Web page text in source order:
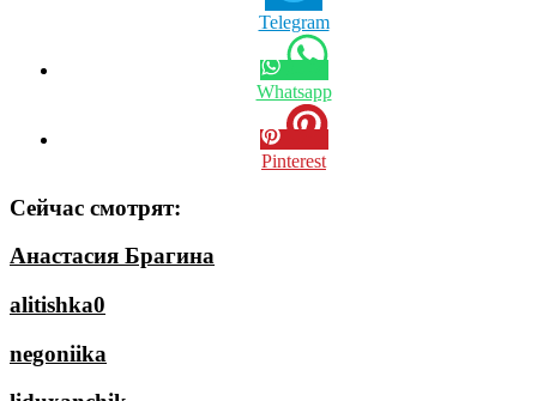
Telegram
Whatsapp
Pinterest
Сейчас смотрят:
Анастасия Брагина
alitishka0
negoniika